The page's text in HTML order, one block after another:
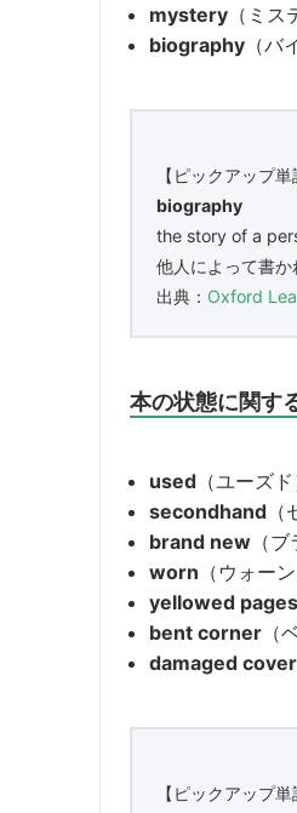
mystery （ミ
biography （
【ピックアップ単
biography
the story of a
他人によって書か
出典： Oxford
本の状態に関す
used （ユーズ
secondhand
brand new （
worn （ウォー
yellowed pages
bent corner （
damaged cover
【ピックアップ単